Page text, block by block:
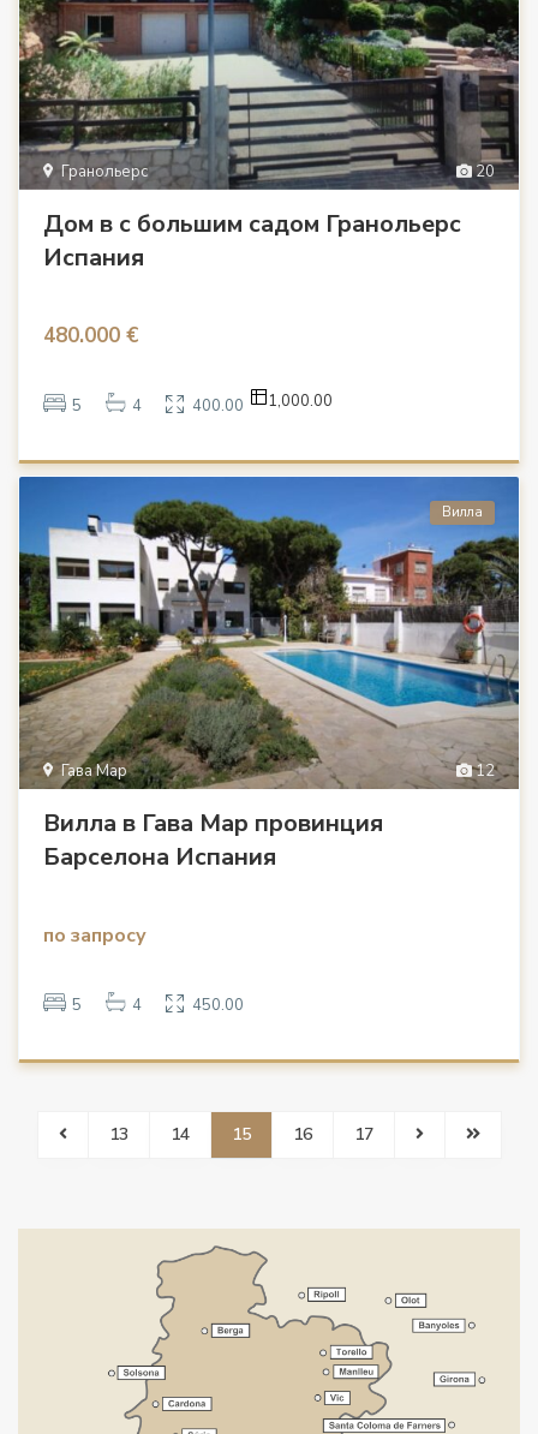
20
Гранольерс
Дом в с большим садом Гранольерс
Испания
480.000 €
5 4 400.00 1,000.00
12
Гава Мар
Вилла
Вилла в Гава Мар провинция
Барселона Испания
по запросу
5 4 450.00
13 14 15 16 17